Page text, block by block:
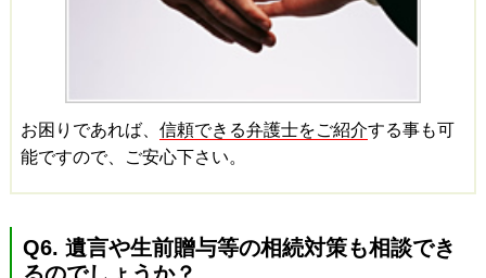
お困りであれば、信頼できる弁護士をご紹介する事も可
能ですので、ご安心下さい。
Q6. 遺言や生前贈与等の相続対策も相談でき